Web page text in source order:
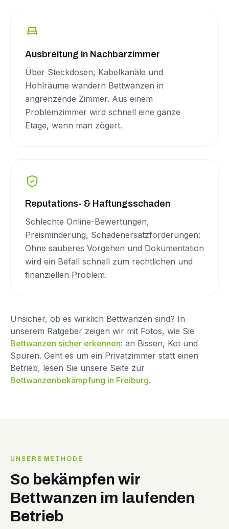
Ausbreitung in Nachbarzimmer
Über Steckdosen, Kabelkanäle und
Hohlräume wandern Bettwanzen in
angrenzende Zimmer. Aus einem
Problemzimmer wird schnell eine ganze
Etage, wenn man zögert.
Reputations- & Haftungsschaden
Schlechte Online-Bewertungen,
Preisminderung, Schadenersatzforderungen:
Ohne sauberes Vorgehen und Dokumentation
wird ein Befall schnell zum rechtlichen und
finanziellen Problem.
Unsicher, ob es wirklich Bettwanzen sind? In
unserem Ratgeber zeigen wir mit Fotos, wie Sie
Bettwanzen sicher erkennen: an Bissen, Kot und
Spuren. Geht es um ein Privatzimmer statt einen
Betrieb, lesen Sie unsere Seite zur
Bettwanzenbekämpfung in Freiburg.
UNSERE METHODE
So bekämpfen wir
Bettwanzen im laufenden
Betrieb